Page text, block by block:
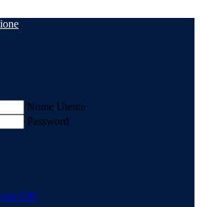
Nome Utente
Password
CIE